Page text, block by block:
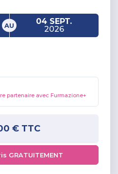
AU
04 SEPT.
2026
partenaire avec Furmazione+
€TTC
GRATUITEMENT